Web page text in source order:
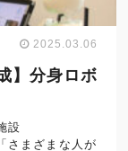
2025.03.06
】分身ロボ
設
さまざまな人が